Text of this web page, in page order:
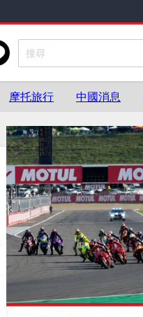
摩托旅行 中國消息